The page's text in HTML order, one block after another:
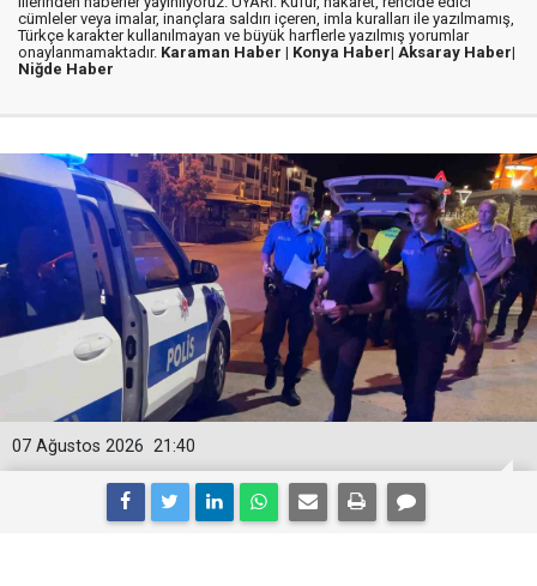
cümleler veya imalar, inançlara saldırı içeren, imla kuralları ile yazılmamış,
Türkçe karakter kullanılmayan ve büyük harflerle yazılmış yorumlar
onaylanmamaktadır. Karaman Haber | Konya Haber| Aksaray Haber|
Niğde Haber
21:40
07 Ağustos 2026